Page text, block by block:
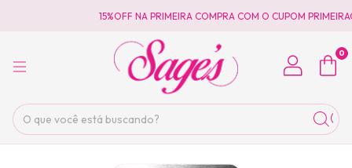
15%OFF NA PRIMEIRA COMPRA COM O CUPOM
0